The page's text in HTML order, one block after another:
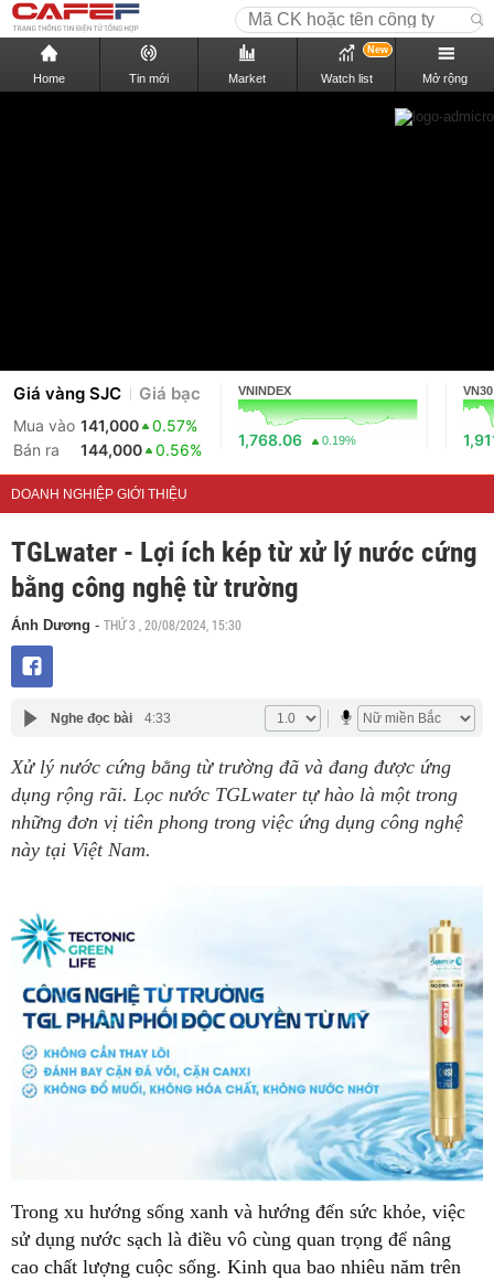
Home Tin mới Market Watch list
New
Mở rộng
Giá vàng SJC Giá bạc
Mua vào 141,000
0.57%
Bán ra
144,000 0.56%
VNINDEX
1,768.06 0.19%
VN30
DOANH NGHIỆP GIỚI THIỆU
TGLwater - Lợi ích kép từ xử lý nước cứng
bằng công nghệ từ trường
Ánh Dương - THỨ 3 , 20/08/2024, 15:30
Nghe đọc bài 4:33
Xử lý nước cứng bằng từ trường đã và đang được ứng
dụng rộng rãi. Lọc nước TGLwater tự hào là một trong
những đơn vị tiên phong trong việc ứng dụng công nghệ
này tại Việt Nam.
Trong xu hướng sống xanh và hướng đến sức khỏe, việc
sử dụng nước sạch là điều vô cùng quan trọng để nâng
cao chất lượng cuộc sống. Kinh qua bao nhiêu năm trên